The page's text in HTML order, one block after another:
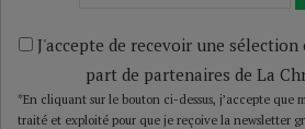
J'accepte de recevoir une
part de partenaires de La
*En cliquant sur le bouton ci-dessus, j’accepte que
traité et exploité pour que je reçoive la newsletter